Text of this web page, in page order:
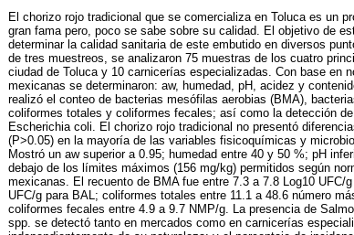
El chorizo rojo tradicional que se comercializa en Toluca es un
gran fama pero, poco se sabe sobre su calidad. El objetivo de
determinar la calidad sanitaria de este embutido en diversos
de tres muestreos, se analizaron 75 muestras de los cuatro
ciudad de Toluca y 10 carnicerías especializadas. Con base en
mexicanas se determinaron: aw, humedad, pH, acidez y
realizó el conteo de bacterias mesófilas aerobias (BMA),
coliformes totales y coliformes fecales; así como la detección
Escherichia coli. El chorizo rojo tradicional no presentó
(P>0.05) en la mayoría de las variables fisicoquímicas y
Mostró un aw superior a 0.95; humedad entre 40 y 50 %; pH
debajo de los límites máximos (156 mg/kg) permitidos según
mexicanas. El recuento de BMA fue entre 7.3 a 7.8 Log10 UFC/
UFC/g para BAL; coliformes totales entre 11.1 a 48.6 número
coliformes fecales entre 4.9 a 9.7 NMP/g. La presencia de
spp. se detectó tanto en mercados como en carnicerías